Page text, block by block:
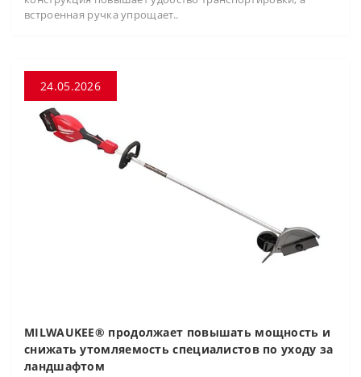
встроенная ручка упрощает..
24.05.2026
MILWAUKEE® продолжает повышать мощность и
снижать утомляемость специалистов по уходу за
ландшафтом